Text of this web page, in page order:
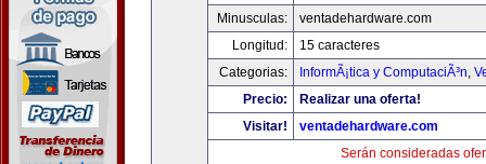
Minusculas:
ventadehardware.com
Longitud:
15 caracteres
Categorias:
InformÃ¡tica y ComputaciÃ³n,
Precio:
Realizar una oferta!
Visitar!
ventadehardware.com
Serán consideradas